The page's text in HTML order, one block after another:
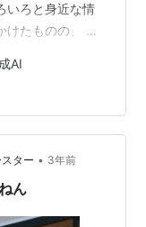
いろと身近な情
たものの、 い
地でその情報を
てみると「2023
にガセじゃん！
検索してみて出
横浜に入って
AI
ター • 3年前
ん